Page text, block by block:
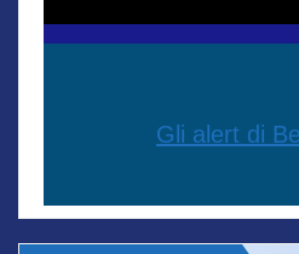
Gli alert di